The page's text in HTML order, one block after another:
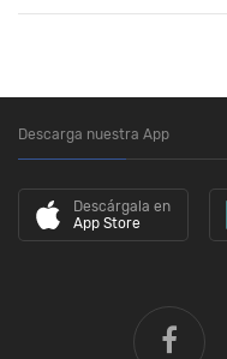
Descarga nuestra App
Descárgala en
App Store